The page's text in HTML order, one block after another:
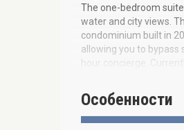
The one-bedroom
water and city views.
condominium built in
allowing you to bypass
hour concierge.
Особенности